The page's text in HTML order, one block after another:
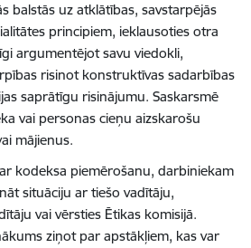
balstās uz atklātības, savstarpējās
principiem, ieklausoties otra
argumentējot savu viedokli,
risinot konstruktīvas sadarbības
saprātīgu risinājumu. Saskarsmē
vai personas cieņu aizskarošu
mājienus.
kodeksa piemērošanu, darbiniekam
situāciju ar tiešo vadītāju,
vai vērsties Ētikas komisijā.
ziņot par apstākļiem, kas var